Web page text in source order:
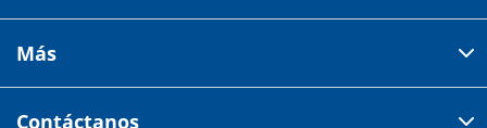
Tiendas
Centro de ayuda
Más
Contáctanos